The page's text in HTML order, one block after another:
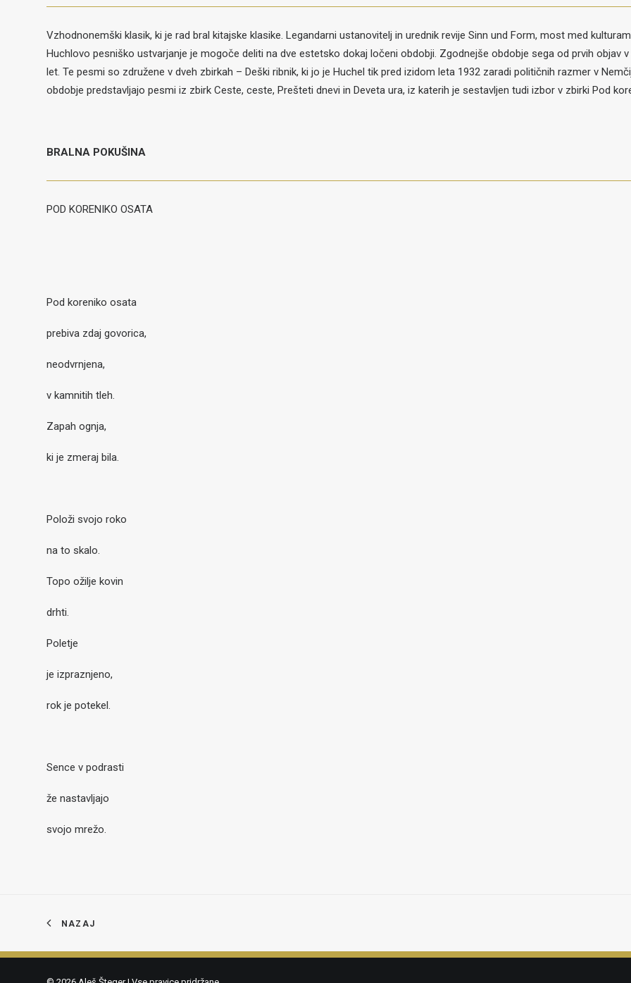
Vzhodnonemški klasik, ki je rad bral kitajske klasike. Legandarni ustanovitelj in urednik revije Sinn und Form, most med
Huchlovo pesniško ustvarjanje je mogoče deliti na dve estetsko dokaj ločeni obdobji. Zgodnejše obdobje sega od prvih objav
let. Te pesmi so združene v dveh zbirkah – Deški ribnik, ki jo je Huchel tik pred izidom leta 1932 zaradi političnih razmer v
obdobje predstavljajo pesmi iz zbirk Ceste, ceste, Prešteti dnevi in Deveta ura, iz katerih je sestavljen tudi izbor v zbirki Pod
BRALNA POKUŠINA
POD KORENIKO OSATA
Pod koreniko osata
prebiva zdaj govorica,
neodvrnjena,
v kamnitih tleh.
Zapah ognja,
ki je zmeraj bila.
Položi svojo roko
na to skalo.
Topo ožilje kovin
drhti.
Poletje
je izpraznjeno,
rok je potekel.
Sence v podrasti
že nastavljajo
svojo mrežo.
NAZAJ